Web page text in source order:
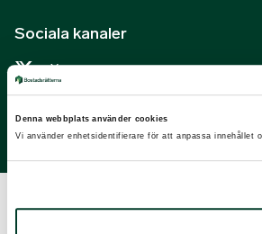
Denna webbplats använder cookies
Vi använder enhetsidentifierare för att anpassa
Sociala kanaler
X
Facebook
LinkedIn
Instagram